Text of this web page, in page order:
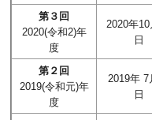
第３回
2020(令和2)年
度
2020年
日
第２回
2019(令和元)年
度
2019年 7
日